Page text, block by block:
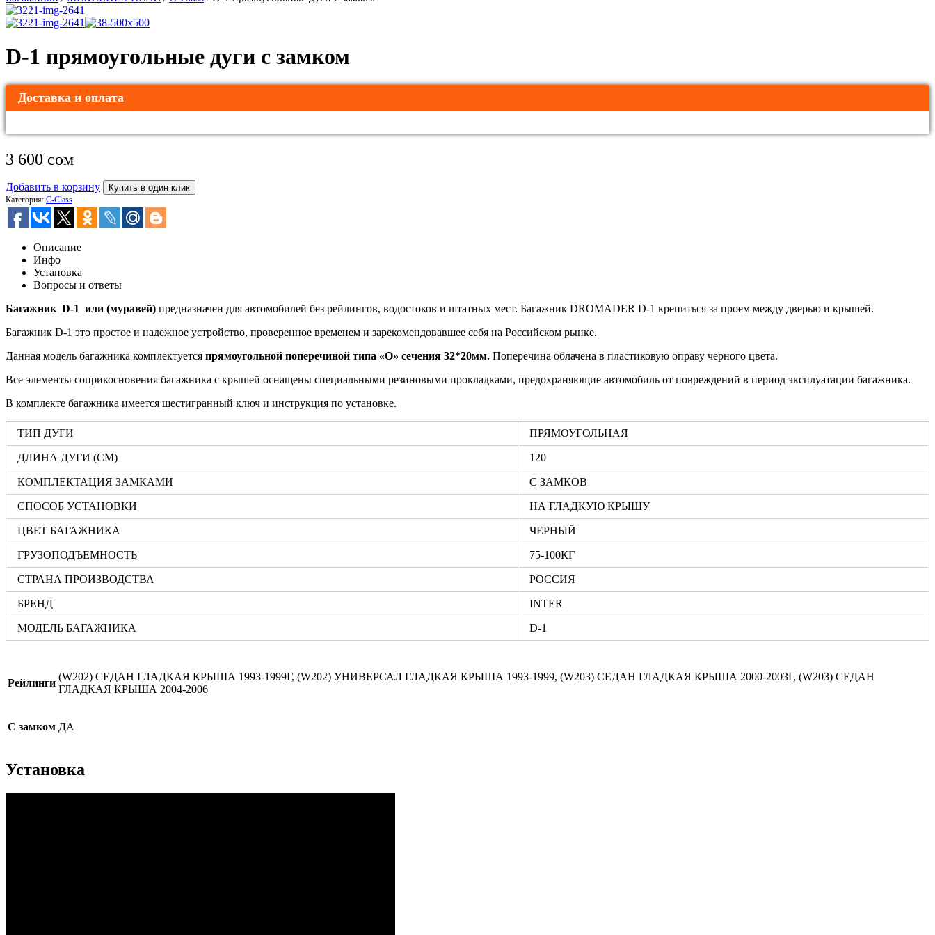
D-1 прямоугольные дуги с замком
Доставка и оплата
3 600 сом
Добавить в корзину Купить в один клик
Категория: C-Class
Описание
Инфо
Установка
Вопросы и ответы
Багажник D-1 или (муравей) предназначен для автомобилей без рейлингов, водостоков и штатных мест. Багажник DROMADER D-1 крепиться за проем между дверью и крышей.
Багажник D-1 это простое и надежное устройство, проверенное временем и зарекомендовавшее себя на Российском рынке.
Данная модель багажника комплектуется прямоугольной поперечиной типа «О» сечения 32*20мм. Поперечина облачена в пластиковую оправу черного цвета.
Все элементы соприкосновения багажника с крышей оснащены специальными резиновыми прокладками, предохраняющие автомобиль от повреждений в период эксплуатации багажника.
В комплекте багажника имеется шестигранный ключ и инструкция по установке.
ТИП ДУГИ ПРЯМОУГОЛЬНАЯ
ДЛИНА ДУГИ (СМ) 120
КОМПЛЕКТАЦИЯ ЗАМКАМИ С ЗАМКОВ
СПОСОБ УСТАНОВКИ НА ГЛАДКУЮ КРЫШУ
ЦВЕТ БАГАЖНИКА ЧЕРНЫЙ
ГРУЗОПОДЪЕМНОСТЬ 75-100КГ
СТРАНА ПРОИЗВОДСТВА РОССИЯ
БРЕНД INTER
МОДЕЛЬ БАГАЖНИКА D-1
Рейлинги
(W202) СЕДАН ГЛАДКАЯ КРЫША 1993-1999Г, (W202) УНИВЕРСАЛ ГЛАДКАЯ КРЫША 1993-1999, (W203) СЕДАН ГЛАДКАЯ КРЫША 2000-2003Г, (W203) СЕДАН
ГЛАДКАЯ КРЫША 2004-2006
С замком ДА
Установка